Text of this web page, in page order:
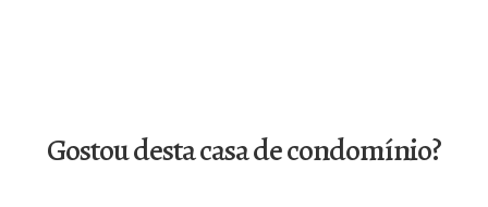
Gostou desta casa de condomínio?